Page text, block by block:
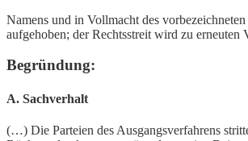
Namens und in Vollmacht des
aufgehoben; der Rechtsstreit wird zu erneuten
Begründung:
A. Sachverhalt
(…) Die Parteien des Ausgangsverfahrens